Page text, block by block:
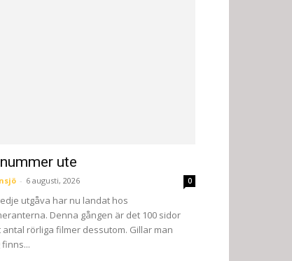
ute
- 6 augusti, 2026 0
utgåva har nu landat hos
Denna gången är det 100 sidor
antal rörliga filmer dessutom. Gillar man